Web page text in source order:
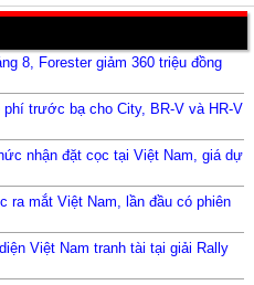
8, Forester giảm 360 triệu đồng
phí trước bạ cho City, BR-V và HR-V
nhận đặt cọc tại Việt Nam, giá dự
ra mắt Việt Nam, lần đầu có phiên
Việt Nam tranh tài tại giải Rally